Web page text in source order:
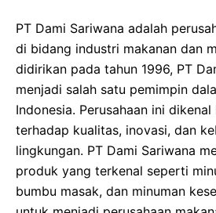
PT Dami Sariwana adalah
di bidang industri makanan dan
didirikan pada tahun 1996, PT
menjadi salah satu pemimpin
Indonesia. Perusahaan ini
terhadap kualitas, inovasi, dan
lingkungan. PT Dami Sariwana
produk yang terkenal seperti
bumbu masak, dan minuman